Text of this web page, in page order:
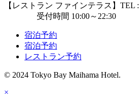
【レストラン ファインテラス】TEL :
受付時間 10:00～22:30
宿泊予約
宿泊予約
レストラン予約
© 2024 Tokyo Bay Maihama Hotel.
×